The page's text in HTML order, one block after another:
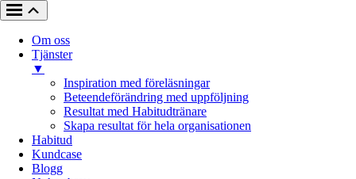
Om oss
Tjänster
▼
Inspiration med föreläsningar
Beteendeförändring med uppföljning
Resultat med Habitudtränare
Skapa resultat för hela organisationen
Habitud
Kundcase
Blogg